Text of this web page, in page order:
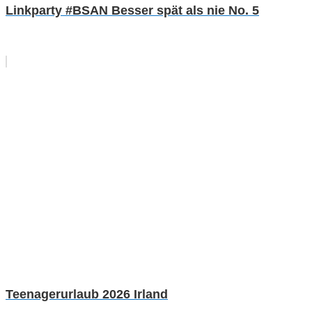
Linkparty #BSAN Besser spät als nie No. 5
Teenagerurlaub 2026 Irland